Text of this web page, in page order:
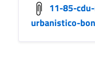
11-85-
urbanistico-